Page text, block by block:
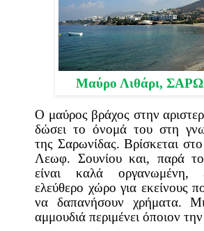
Μαύρο Λιθάρι,
Ο μαύρος βράχος στην
δώσει το όνομά του στη
της Σαρωνίδας. Βρίσκεται
Λεωφ. Σουνίου και, παρά το
είναι καλά οργανωμένη,
ελεύθερο χώρο για εκείνους
να δαπανήσουν χρήματα.
αμμουδιά περιμένει όποιον